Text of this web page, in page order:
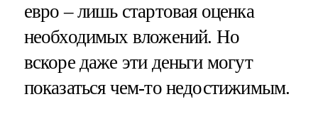
евро – лишь стартовая оценка
необходимых вложений. Но
вскоре даже эти деньги могут
показаться чем-то недостижимым.